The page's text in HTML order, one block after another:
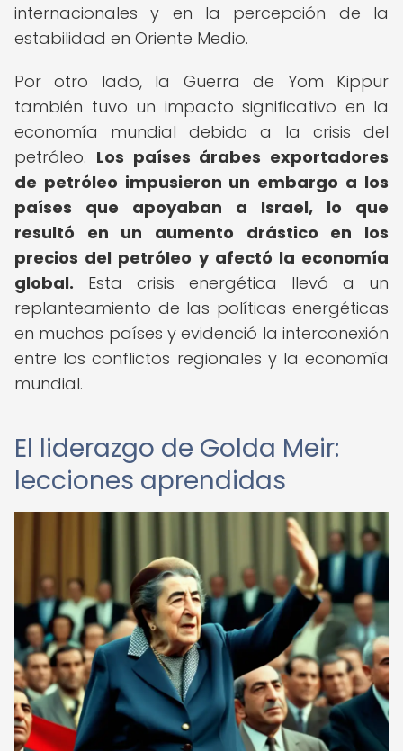
internacionales y en la percepción de la
estabilidad en Oriente Medio.
Por otro lado, la Guerra de Yom Kippur
también tuvo un impacto significativo en la
economía mundial debido a la crisis del
petróleo. Los países árabes exportadores
de petróleo impusieron un embargo a los
países que apoyaban a Israel, lo que
resultó en un aumento drástico en los
precios del petróleo y afectó la economía
global. Esta crisis energética llevó a un
replanteamiento de las políticas energéticas
en muchos países y evidenció la interconexión
entre los conflictos regionales y la economía
mundial.
El liderazgo de Golda Meir:
lecciones aprendidas